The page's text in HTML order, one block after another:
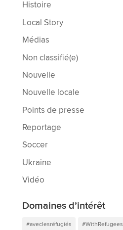
Histoire
Local Story
Médias
Non classifié(e)
Nouvelle
Nouvelle locale
Points de presse
Reportage
Soccer
Ukraine
Vidéo
Domaines d’intérêt
#aveclesréfugiés #WithRefugees